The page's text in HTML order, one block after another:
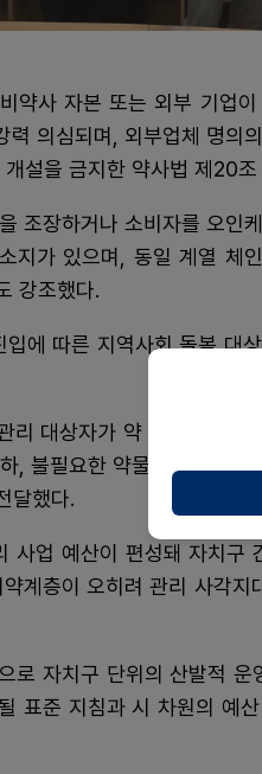
약사 자본 또는 외부 기업
력 의심되며, 외부업체 명의
설을 금지한 약사법 제20
조장하거나 소비자를 오인
지가 있으며, 동일 계열 체
강조했다.
에 따른 지역사회 돌봄 대
리 대상자가 약 20만~25만
, 불필요한 약물의 지속 복
달했다.
사업 예산이 편성돼 자치구
계층이 오히려 관리 사각지
로 자치구 단위의 산발적
표준 지침과 시 차원의 예